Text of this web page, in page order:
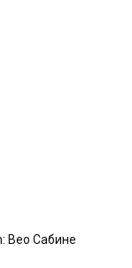
Вео Сабине